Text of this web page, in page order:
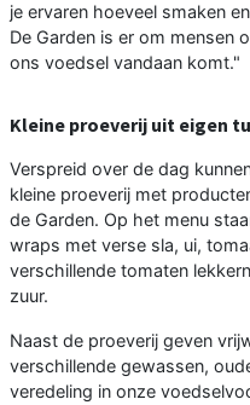
je ervaren hoeveel smaken
De Garden is er om mensen
ons voedsel vandaan komt."
Kleine proeverij uit eigen
Verspreid over de dag
kleine proeverij met
de Garden. Op het menu
wraps met verse sla, ui,
verschillende tomaten
zuur.
Naast de proeverij geven
verschillende gewassen,
veredeling in onze